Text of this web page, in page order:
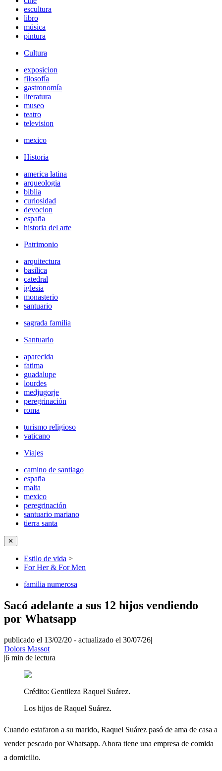
escultura
libro
música
pintura
Cultura
exposicion
filosofía
gastronomía
literatura
museo
teatro
television
mexico
Historia
america latina
arqueologia
biblia
curiosidad
devocion
españa
historia del arte
Patrimonio
arquitectura
basilica
catedral
iglesia
monasterio
santuario
sagrada familia
Santuario
aparecida
fatima
guadalupe
lourdes
medjugorje
peregrinación
roma
turismo religioso
vaticano
Viajes
camino de santiago
españa
malta
mexico
peregrinación
santuario mariano
tierra santa
✕
Estilo de vida >
For Her & For Men
familia numerosa
Sacó adelante a sus 12 hijos vendiendo
por Whatsapp
publicado el 13/02/20 - actualizado el 30/07/26|
Dolors Massot
|6 min de lectura
Crédito: Gentileza Raquel Suárez.
Los hijos de Raquel Suárez.
Cuando estafaron a su marido, Raquel Suárez pasó de ama de casa a
vender pescado por Whatsapp. Ahora tiene una empresa de comida
a domicilio.